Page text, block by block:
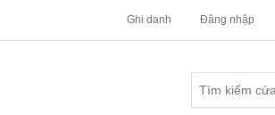
Ghi danh Đăng nhập